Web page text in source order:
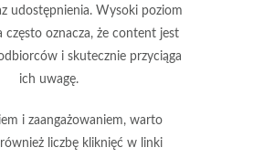
udostępnienia. Wysoki poziom
często oznacza, że content jest
i skutecznie przyciąga
ich uwagę.
i zaangażowaniem, warto
liczbę kliknięć w linki